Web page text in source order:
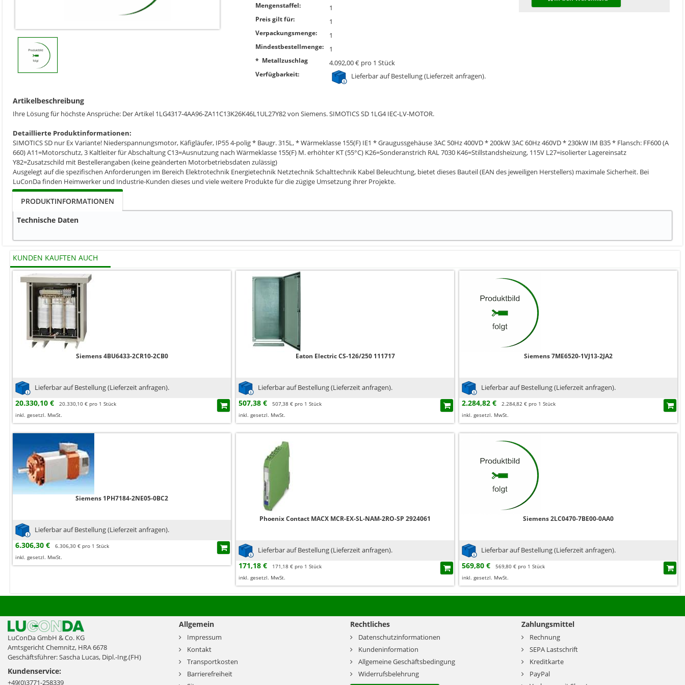
Mengenstaffel: 1
Preis gilt für: 1
Verpackungsmenge: 1
Mindestbestellmenge: 1
* Metallzuschlag 4.092,00 € pro 1 Stück
Verfügbarkeit: Lieferbar auf Bestellung (Lieferzeit anfragen).
Artikelbeschreibung
Ihre Lösung für höchste Ansprüche: Der Artikel 1LG4317-4AA96-ZA11C13K26K46L1UL27Y82 von Siemens. SIMOTICS SD 1LG4 IEC-LV-MOTOR.
Detaillierte Produktinformationen:
SIMOTICS SD nur Ex Variante! Niederspannungsmotor, Käfigläufer, IP55 4-polig * Baugr. 315L, * Wärmeklasse 155(F) IE1 * Graugussgehäuse 3AC 50Hz 400VD * 200kW 3AC 60Hz 460VD * 230kW IM B35 * Flansch: FF600 (A
660) A11=Motorschutz, 3 Kaltleiter für Abschaltung C13=Ausnutzung nach Wärmeklasse 155(F) M. erhöhter KT (55°C) K26=Sonderanstrich RAL 7030 K46=Stillstandsheizung, 115V L27=isolierter Lagereinsatz
Y82=Zusatzschild mit Bestellerangaben (keine geänderten Motorbetriebsdaten zulässig)
Ausgelegt auf die spezifischen Anforderungen im Bereich Elektrotechnik Energietechnik Netztechnik Schalttechnik Kabel Beleuchtung, bietet dieses Bauteil (EAN des jeweiligen Herstellers) maximale Sicherheit. Bei
LuConDa finden Heimwerker und Industrie-Kunden dieses und viele weitere Produkte für die zügige Umsetzung ihrer Projekte.
PRODUKTINFORMATIONEN
Technische Daten
KUNDEN KAUFTEN AUCH
Siemens 4BU6433-2CR10-2CB0
Lieferbar auf Bestellung (Lieferzeit anfragen).
20.330,10 €
20.330,10 € pro 1 Stück
inkl. gesetzl. MwSt.
Eaton Electric CS-126/250 111717
Lieferbar auf Bestellung (Lieferzeit anfragen).
507,38 €
507,38 € pro 1 Stück
inkl. gesetzl. MwSt.
Siemens 7ME6520-1VJ13-2JA2
Lieferbar auf Bestellung (Lieferzeit anfragen).
2.284,82 €
2.284,82 € pro 1 Stück
inkl. gesetzl. MwSt.
Siemens 1PH7184-2NE05-0BC2
Lieferbar auf Bestellung (Lieferzeit anfragen).
6.306,30 €
6.306,30 € pro 1 Stück
inkl. gesetzl. MwSt.
Phoenix Contact MACX MCR-EX-SL-NAM-2RO-SP 2924061
Lieferbar auf Bestellung (Lieferzeit anfragen).
171,18 €
171,18 € pro 1 Stück
inkl. gesetzl. MwSt.
Siemens 2LC0470-7BE00-0AA0
Lieferbar auf Bestellung (Lieferzeit anfragen).
569,80 €
569,80 € pro 1 Stück
inkl. gesetzl. MwSt.
LuConDa GmbH & Co. KG
Amtsgericht Chemnitz, HRA 6678
Geschäftsführer: Sascha Lucas, Dipl.-Ing.(FH)
Kundenservice:
+49(0)3771-258339
Allgemein
Impressum
Kontakt
Transportkosten
Barrierefreiheit
Rechtliches
Datenschutzinformationen
Kundeninformation
Allgemeine Geschäftsbedingung
Widerrufsbelehrung
Zahlungsmittel
Rechnung
SEPA Lastschrift
Kreditkarte
PayPal